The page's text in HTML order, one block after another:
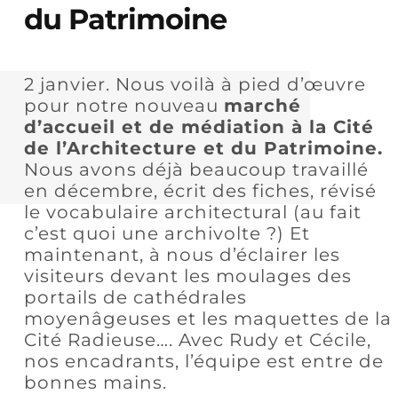
du Patrimoine
2 janvier. Nous voilà à pied d’œuvre
pour notre nouveau marché
d’accueil et de médiation à la Cité
de l’Architecture et du Patrimoine.
Nous avons déjà beaucoup travaillé
en décembre, écrit des fiches, révisé
le vocabulaire architectural (au fait
c’est quoi une archivolte ?) Et
maintenant, à nous d’éclairer les
visiteurs devant les moulages des
portails de cathédrales
moyenâgeuses et les maquettes de la
Cité Radieuse…. Avec Rudy et Cécile,
nos encadrants, l’équipe est entre de
bonnes mains.